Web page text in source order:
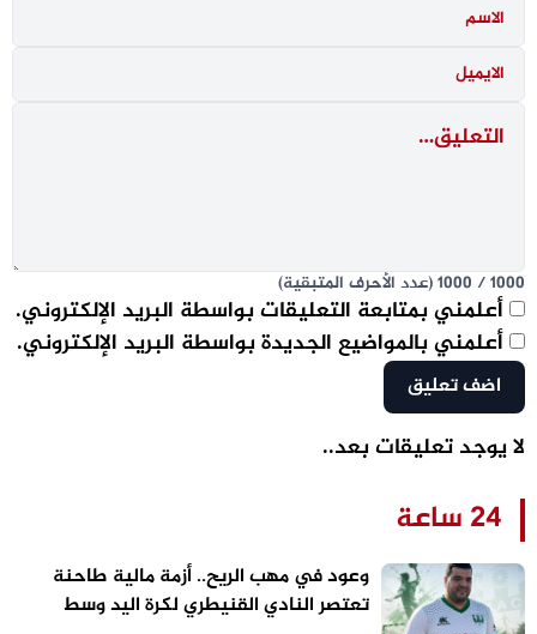
1000
/
1000(عدد الأحرف المتبقية)
أعلمني بمتابعة التعليقات بواسطة البريد الإلكتروني.
أعلمني بالمواضيع الجديدة بواسطة البريد الإلكتروني.
لا يوجد تعليقات بعد..
24 ساعة
وعود في مهب الريح.. أزمة مالية طاحنة
تعتصر النادي القنيطري لكرة اليد وسط